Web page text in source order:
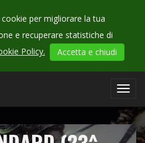
per migliorare la tua
e recuperare statistiche di
Policy. Accetta e chiudi